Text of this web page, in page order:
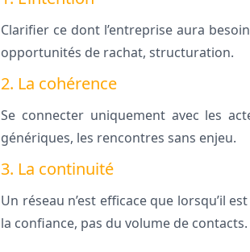
Clarifier ce dont l’entreprise aura
opportunités de rachat, structuration.
2. La cohérence
Se connecter uniquement avec les
génériques, les rencontres sans enjeu.
3. La continuité
Un réseau n’est efficace que lorsqu’il
la confiance, pas du volume de contacts.